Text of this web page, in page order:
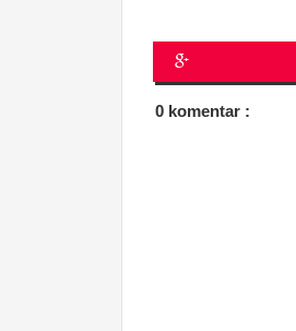
0 komentar :